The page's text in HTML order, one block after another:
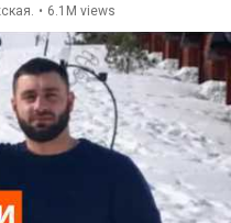
• 6.1M views